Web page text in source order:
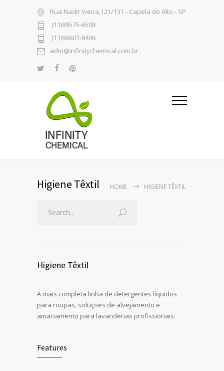
Rua Nadir Vieira,121/131 - Capela do Alto - SP
(11)99575-6508
(11)96601-8406
adm@infinitychemical.com.br
Higiene Têxtil HOME HIGIENE TÊXTIL
Higiene Têxtil
A mais completa linha de detergentes líquidos
para roupas, soluções de alvejamento e
amaciamento para lavanderias profissionais.
Features